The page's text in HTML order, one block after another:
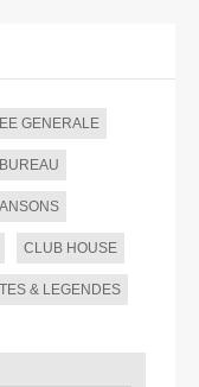
GENERALE
BUREAU
CLUB HOUSE
& LEGENDES